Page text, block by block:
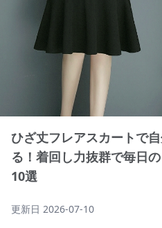
ひざ丈フレアスカートで
る！着回し力抜群で毎日
10選
更新日 2026-07-10